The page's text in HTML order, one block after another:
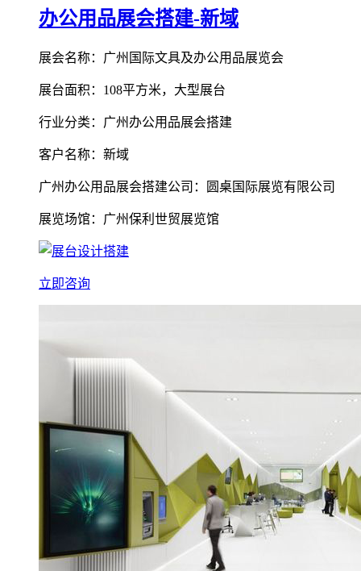
办公用品展会搭建-新域
展会名称：广州国际文具及办公用品展览会
展台面积：108平方米，大型展台
行业分类：广州办公用品展会搭建
客户名称：新域
广州办公用品展会搭建公司：圆桌国际展览有限公司
展览场馆：广州保利世贸展览馆
立即咨询